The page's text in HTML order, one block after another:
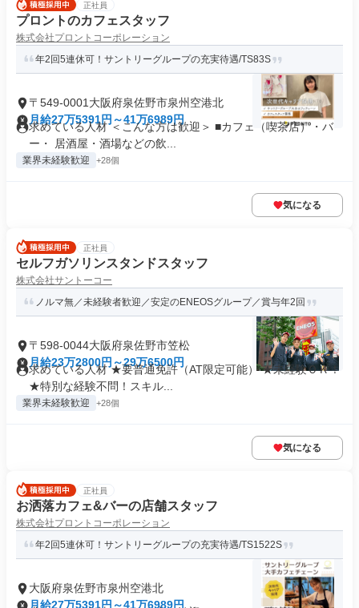
正社員
プロントのカフェスタッフ
株式会社プロントコーポレーション
年2回5連休可！サントリーグループの充実待遇/TS83S
〒549-0001大阪府泉佐野市泉州空港北
月給27万5391円～41万6989円
求めている人材 ＜こんな方は歓迎＞ ■カフェ（喫茶店）・バ
ー・ 居酒屋・酒場などの飲...
業界未経験歓迎 +28個
気になる
正社員
セルフガソリンスタンドスタッフ
株式会社サントーコー
ノルマ無／未経験者歓迎／安定のENEOSグループ／賞与年2回
〒598-0044大阪府泉佐野市笠松
月給23万2800円～29万6500円
求めている人材 ★要普通免許（AT限定可能） ★未経験ＯＫ！
★特別な経験不問！スキル...
業界未経験歓迎 +28個
気になる
正社員
お洒落カフェ&バーの店舗スタッフ
株式会社プロントコーポレーション
年2回5連休可！サントリーグループの充実待遇/TS1522S
大阪府泉佐野市泉州空港北
月給27万5391円～41万6989円